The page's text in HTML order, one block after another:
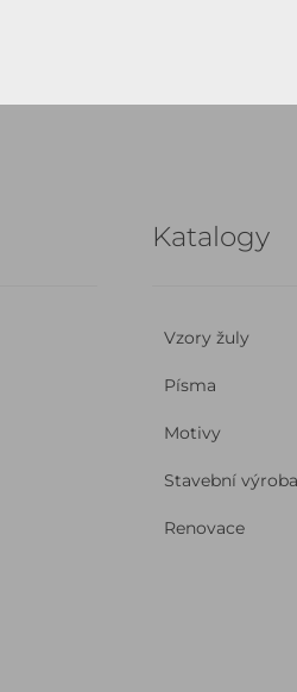
Katalogy
Vzory žuly
Písma
Motivy
Stavební výroba
Renovace